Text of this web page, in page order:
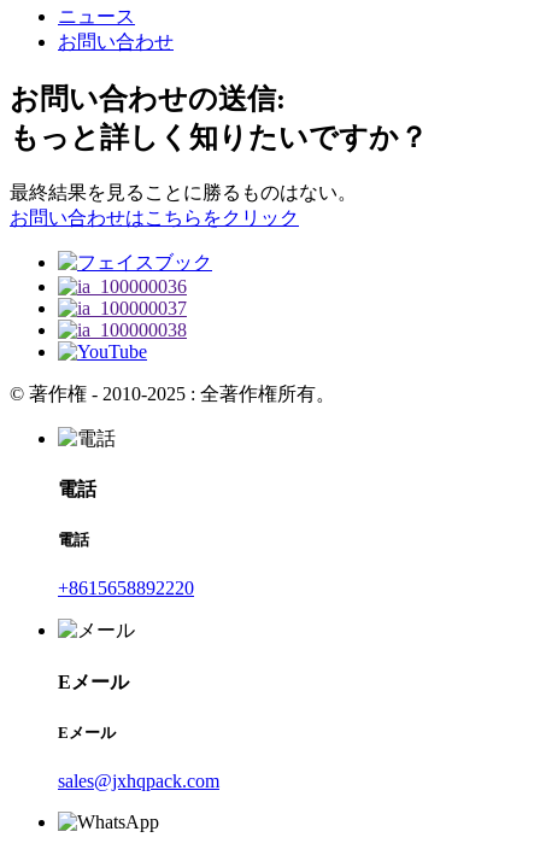
ニュース
お問い合わせ
お問い合わせの送信:
もっと詳しく知りたいですか？
最終結果を見ることに勝るものはない。
お問い合わせはこちらをクリック
© 著作権 - 2010-2025 : 全著作権所有。
電話
電話
+8615658892220
Eメール
Eメール
sales@jxhqpack.com